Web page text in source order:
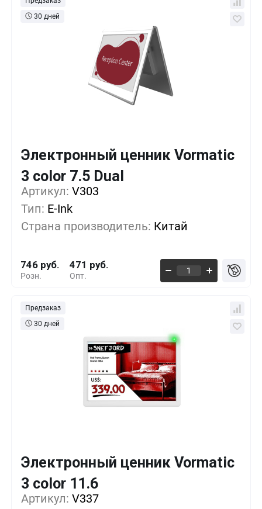
30 дней
Электронный ценник Vormatic
3 color 7.5 Dual
Артикул: V303
Тип: E-Ink
Страна производитель: Китай
Розн.
746 руб.
Опт.
471 руб.
1+ 0%
100+
500+ -89%
Предзаказ
30 дней
Электронный ценник Vormatic
3 color 11.6
Артикул: V337
1+ 0%